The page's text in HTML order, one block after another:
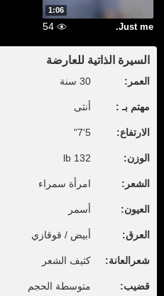
1:06
Just me.
54
السيرة الذاتية للعارضة
العمر: 30 سنة
مهتم بـ : أنثى
الارتفاع: 5'7"
الوزن: 132 lb
الشعر: امرأة سمراء
العيون: أسمر
العرق: أبيض / قوقازي
شعرالعانة: كثيف الشعر
قضيب: متوسطة الحجم